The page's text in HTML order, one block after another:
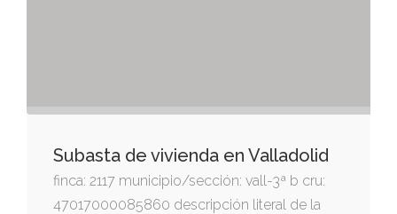
Subasta de vivienda en Valladolid
finca: 2117 municipio/sección: vall-3ª b cru:
47017000085860 descripción literal de la